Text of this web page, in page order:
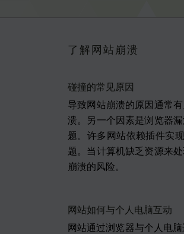
了解网站崩溃
碰撞的常见原因
导致网站崩溃的原因通常
溃。另一个因素是浏览器
题。许多网站依赖插件实
题。当计算机缺乏资源来
崩溃的风险。
网站如何与个人电脑互动
网站通过浏览器与个人电